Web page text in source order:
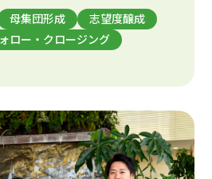
母集団形成
志望度醸成
ロー・クロージング